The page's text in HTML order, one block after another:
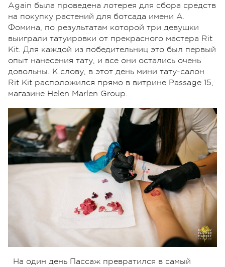
Again была проведена лотерея для сбора средств
на покупку растений для ботсада имени А.
Фомина, по результатам которой три девушки
выиграли татуировки от прекрасного мастера Rit
Kit. Для каждой из победительниц это был первый
опыт нанесения тату, и все они остались очень
довольны. К слову, в этот день мини тату-салон
Rit Kit расположился прямо в витрине Passage 15,
магазине Helen Marlen Group.
На один день Пассаж превратился в самый